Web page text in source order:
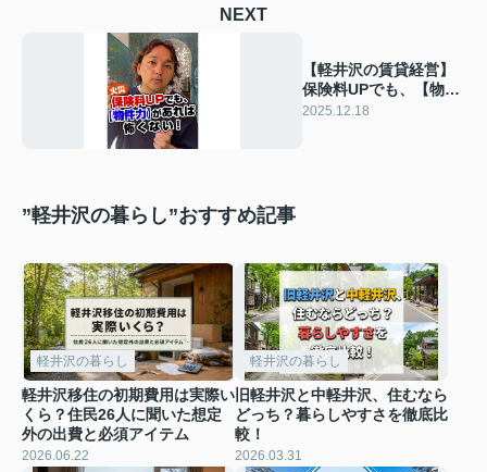
NEXT
【軽井沢の賃貸経営】
保険料UPでも、【物件
力】があれば怖くな
2025.12.18
”軽井沢の暮らし”おすすめ記事
軽井沢の暮らし
軽井沢移住の初期費用は実際い
くら？住民26人に聞いた想定
外の出費と必須アイテム
2026.06.22
軽井沢の暮らし
旧軽井沢と中軽井沢、住むなら
どっち？暮らしやすさを徹底比
較！
2026.03.31